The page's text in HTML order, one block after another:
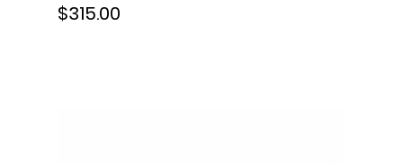
$315.00